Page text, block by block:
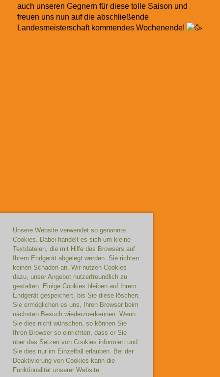
Unsere Website verwendet so genannte
Cookies. Dabei handelt es sich um kleine
Textdateien, die mit Hilfe des Browsers auf
Ihrem Endgerät abgelegt werden. Sie richten
keinen Schaden an. Wir nutzen Cookies
dazu, unser Angebot nutzerfreundlich zu
gestalten. Einige Cookies bleiben auf Ihrem
Endgerät gespeichert, bis Sie diese löschen.
Sie ermöglichen es uns, Ihren Browser beim
nächsten Besuch wiederzuerkennen. Wenn
Sie dies nicht wünschen, so können Sie
Ihren Browser so einrichten, dass er Sie
über das Setzen von Cookies informiert und
Sie dies nur im Einzelfall erlauben. Bei der
Deaktivierung von Cookies kann die
Funktionalität unserer Website
auch unseren Gegnern für diese tolle Saison und
freuen uns nun auf die abschließende
Landesmeisterschaft kommendes Wochenende!